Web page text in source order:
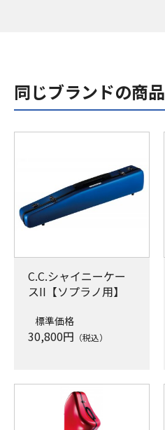
同じブランドの商品
C.C.シャイニーケー
スII【ソプラノ用】
標準価格
30,800円 （税込）